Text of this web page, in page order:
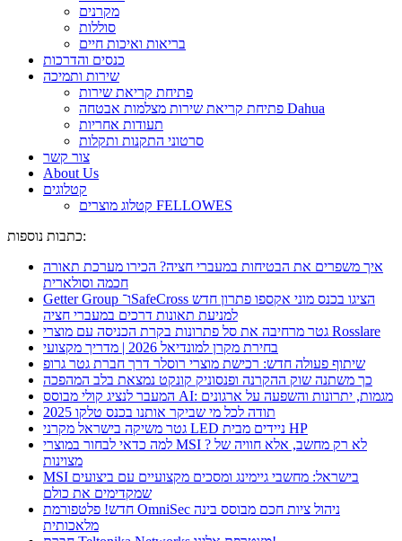
מקרנים
סוללות
בריאות ואיכות חיים
כנסים והדרכות
שירות ותמיכה
פתיחת קריאת שירות
פתיחת קריאת שירות מצלמות אבטחה Dahua
תעודות אחריות
סרטוני התקנות ותקלות
צור קשר
About Us
קטלוגים
קטלוג מוצרים FELLOWES
כתבות נוספות:
איך משפרים את הבטיחות במעברי חציה? הכירו מערכת תאורה
חכמה וסולארית
Getter Group ו־SafeCross הציגו בכנס מוני אקספו פתרון חדש
למניעת תאונות דרכים במעברי חציה
גטר מרחיבה את סל פתרונות בקרת הכניסה עם מוצרי Rosslare
בחירת מקרן למונדיאל 2026 | מדריך מקצועי
שיתוף פעולה חדש: רכישת מוצרי רוסלר דרך חברת גטר גרופ
כך משתנה שוק ההקרנה ופנסוניק קונקט נמצאת בלב המהפכה
המעבר לנציג קולי מבוסס AI: מגמות, יתרונות והשפעה על ארגונים
תודה לכל מי שביקר אותנו בכנס טלקו 2025
גטר משיקה בישראל מקרני LED ניידים מבית HP
למה כדאי לבחור במוצרי MSI ? לא רק מחשב, אלא חוויה של
מצוינות
MSI בישראל: מחשבי גיימינג ומסכים מקצועיים עם ביצועים
שמקדימים את כולם
חדש! פלטפורמת OmniSec ניהול ציות חכם מבוסס בינה
מלאכותית